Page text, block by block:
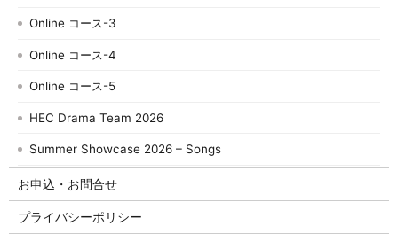
Online コース-3
Online コース-4
Online コース-5
HEC Drama Team 2026
Summer Showcase 2026 – Songs
お申込・お問合せ
プライバシーポリシー